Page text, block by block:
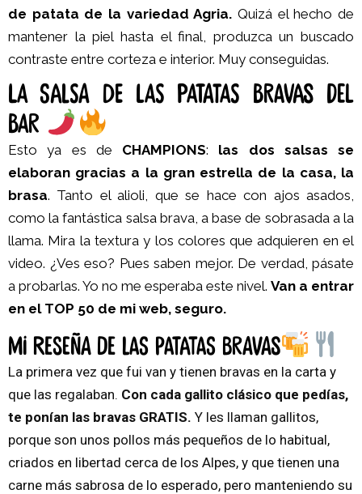
de patata de la variedad Agria. Quizá el hecho de
mantener la piel hasta el final, produzca un buscado
contraste entre corteza e interior. Muy conseguidas.
La salsa de las patatas bravas del
bar
Esto ya es de CHAMPIONS: las dos salsas se
elaboran gracias a la gran estrella de la casa, la
brasa. Tanto el alioli, que se hace con ajos asados,
como la fantástica salsa brava, a base de sobrasada a la
llama. Mira la textura y los colores que adquieren en el
video. ¿Ves eso? Pues saben mejor. De verdad, pásate
a probarlas. Yo no me esperaba este nivel. Van a entrar
en el TOP 50 de mi web, seguro.
Mi RESEÑA de las patatas bravas
La primera vez que fui van y tienen bravas en la carta y
que las regalaban. Con cada gallito clásico que pedías,
te ponían las bravas GRATIS. Y les llaman gallitos,
porque son unos pollos más pequeños de lo habitual,
criados en libertad cerca de los Alpes, y que tienen una
carne más sabrosa de lo esperado, pero manteniendo su